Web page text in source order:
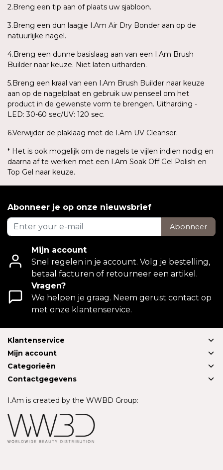
2.Breng een tip aan of plaats uw sjabloon.
3.Breng een dun laagje I.Am Air Dry Bonder aan op de
natuurlijke nagel.
4.Breng een dunne basislaag aan van een I.Am Brush
Builder naar keuze. Niet laten uitharden.
5.Breng een kraal van een I.Am Brush Builder naar keuze
aan op de nagelplaat en gebruik uw penseel om het
product in de gewenste vorm te brengen. Uitharding -
LED: 30-60 sec/UV: 120 sec.
6.Verwijder de plaklaag met de I.Am UV Cleanser.
* Het is ook mogelijk om de nagels te vijlen indien nodig en
daarna af te werken met een I.Am Soak Off Gel Polish en
Top Gel naar keuze.
Abonneer je op onze nieuwsbrief
Abonneer
Mijn account
Snel regelen in je account. Volg je bestelling,
betaal facturen of retourneer een artikel.
Vragen?
We helpen je graag. Neem gerust contact op
met onze klantenservice.
Klantenservice
Mijn account
Categorieën
Contactgegevens
I.Am is created by the WWBD Group: